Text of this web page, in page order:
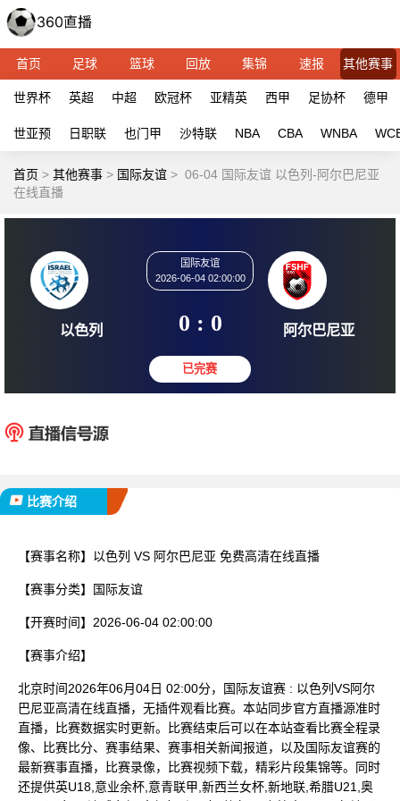
首页 足球 篮球 回放 集锦 速报 其他赛事
世界杯 英超 中超 欧冠杯 亚精英 西甲 足协杯 德甲
世亚预 日职联 也门甲 沙特联 NBA CBA WNBA
首页 > 其他赛事 > 国际友谊 > 06-04 国际友谊 以色列-阿尔巴尼亚
在线直播
国际友谊
2026-06-04 02:00:00
0 : 0
比赛介绍
【赛事名称】 以色列 VS 阿尔巴尼亚 免费高清在线直播
【赛事分类】 国际友谊
【开赛时间】 2026-06-04 02:00:00
【赛事介绍】
北京时间2026年06月04日 02:00分，国际友谊赛 : 以色列VS阿尔
巴尼亚高清在线直播，无插件观看比赛。本站同步官方直播源准时
直播，比赛数据实时更新。比赛结束后可以在本站查看比赛全程录
像、比赛比分、赛事结果、赛事相关新闻报道，以及国际友谊赛的
最新赛事直播，比赛录像，比赛视频下载，精彩片段集锦等。同时
还提供英U18,意业余杯,意青联甲,新西兰女杯,新地联,希腊U21,奥